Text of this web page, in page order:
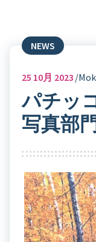
NEWS
25 10月 2023
パチッ
写真部